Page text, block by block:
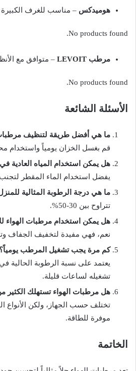
هوميدكس – مناسب للغرف الكبيرة
No products found.
مرطب LEVOIT – متوافق مع
No products found.
الأسئلة الشائعة
ما هي أفضل طريقة لتنظيف
قم بغسل الخزان يومياً واستخدام
هل يمكن استخدام المياه العادية
يفضل استخدام الماء المقطر
ما هي درجة الرطوبة المثالية
تتراوح بين 30-50%.
هل يمكن استخدام مرطبات الهواء
نعم، فهي مفيدة لتخفيف الجفاف
كم مرة يجب تشغيل المرطب يومياً؟
يعتمد على نسبة الرطوبة الحالية
تشغيله لساعات قليلة.
هل مرطبات الهواء تستهلك الكثير
تختلف حسب الجهاز، ولكن الأنواع
موفرة للطاقة.
الخاتمة